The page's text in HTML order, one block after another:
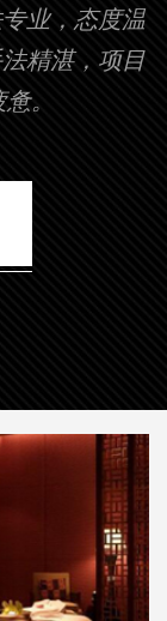
业，态度温
精湛，项目
。